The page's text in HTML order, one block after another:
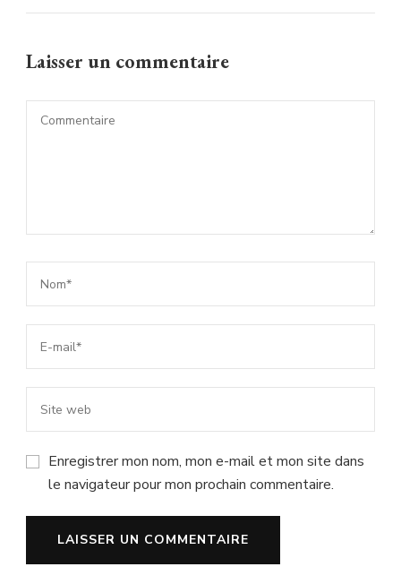
Laisser un commentaire
Enregistrer mon nom, mon e-mail et mon site dans
le navigateur pour mon prochain commentaire.